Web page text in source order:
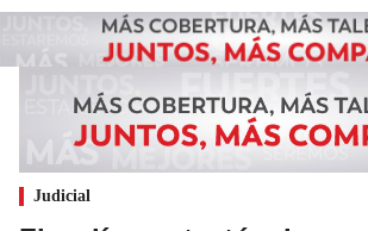
Judicial